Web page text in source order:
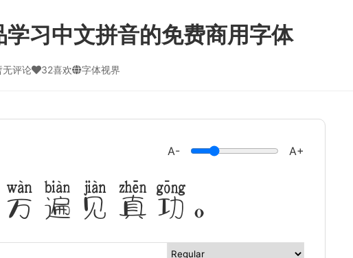
习中文拼音的免费商用字体
无评论 32喜欢 字体视界
A- A+
遍见真功。